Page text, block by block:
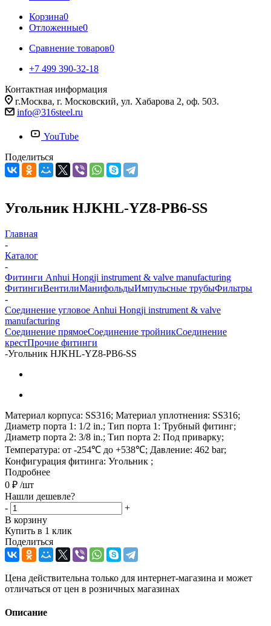
Корзина0
Отложенные0
Сравнение товаров0
+7 499 390-32-18
Контактная информация
г.Москва, г. Московский, ул. Хабарова 2, оф. 503.
info@316steel.ru
YouTube
Поделиться
Угольник HJKHL-YZ8-PB6-SS
Главная
-
Каталог
-
Фитинги Anhui Hongji instrument & valve manufacturing
ФитингиВентилиМанифольдыИмпульсные трубыФильтры
-
Соединение угловое Anhui Hongji instrument & valve
manufacturing
Соединение прямоеСоединение тройникСоединение
крестПрочие фитинги
-Угольник HJKHL-YZ8-PB6-SS
Материал корпуса: SS316; Материал уплотнения: SS316;
Диаметр порта 1: 1/2 in.; Тип порта 1: Трубный фитинг;
Диаметр порта 2: 3/8 in.; Тип порта 2: Под приварку;
Температура: от -254℃ до +538℃; Давление: 462 bar;
Конфигурация фитинга: Угольник ;
Подробнее
0 ₽ /шт
Нашли дешевле?
-
+
В корзину
Купить в 1 клик
Поделиться
Цена действительна только для интернет-магазина и может
отличаться от цен в розничных магазинах
Описание